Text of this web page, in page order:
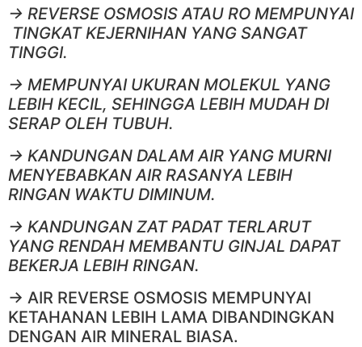
-> REVERSE OSMOSIS ATAU RO MEMPUNYAI
TINGKAT KEJERNIHAN YANG SANGAT
TINGGI.
-> MEMPUNYAI UKURAN MOLEKUL YANG
LEBIH KECIL, SEHINGGA LEBIH MUDAH DI
SERAP OLEH TUBUH.
-> KANDUNGAN DALAM AIR YANG MURNI
MENYEBABKAN AIR RASANYA LEBIH
RINGAN WAKTU DIMINUM.
-> KANDUNGAN ZAT PADAT TERLARUT
YANG RENDAH MEMBANTU GINJAL DAPAT
BEKERJA LEBIH RINGAN.
-> AIR REVERSE OSMOSIS MEMPUNYAI
KETAHANAN LEBIH LAMA DIBANDINGKAN
DENGAN AIR MINERAL BIASA.